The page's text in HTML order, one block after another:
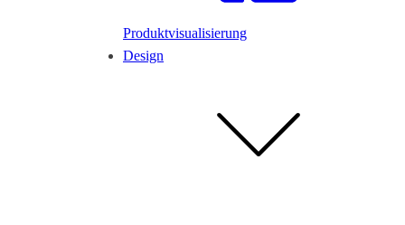
Produktvisualisierung
Design